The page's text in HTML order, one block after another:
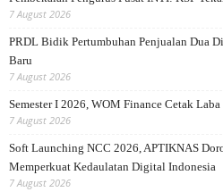
7 August 2026
PRDL Bidik Pertumbuhan Penjualan Dua
Baru
7 August 2026
Semester I 2026, WOM Finance Cetak
7 August 2026
Soft Launching NCC 2026, APTIKNAS
Memperkuat Kedaulatan Digital Indonesia
7 August 2026